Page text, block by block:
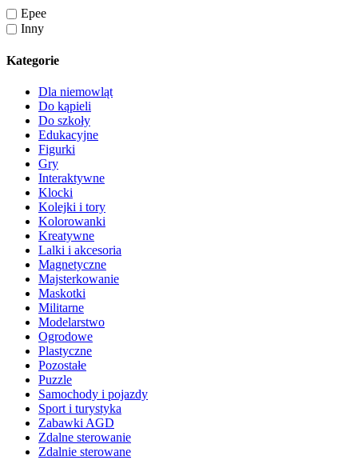
Epee
Inny
Kategorie
Dla niemowląt
Do kąpieli
Do szkoły
Edukacyjne
Figurki
Gry
Interaktywne
Klocki
Kolejki i tory
Kolorowanki
Kreatywne
Lalki i akcesoria
Magnetyczne
Majsterkowanie
Maskotki
Militarne
Modelarstwo
Ogrodowe
Plastyczne
Pozostałe
Puzzle
Samochody i pojazdy
Sport i turystyka
Zabawki AGD
Zdalne sterowanie
Zdalnie sterowane